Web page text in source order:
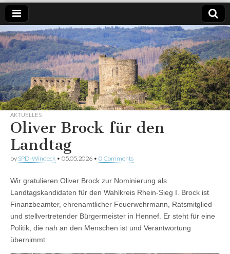
SPD
Windeck
Weil es
um
Windeck
geht.
AKTUELLES
Oliver Brock für den
Landtag
by SPD-Windeck • 05.05.2026 • 0 Comments
Wir gratulieren Oliver Brock zur Nominierung als
Landtagskandidaten für den Wahlkreis Rhein‑Sieg I. Brock ist
Finanzbeamter, ehrenamtlicher Feuerwehrmann, Ratsmitglied
und stellvertretender Bürgermeister in Hennef. Er steht für eine
Politik, die nah an den Menschen ist und Verantwortung
übernimmt.